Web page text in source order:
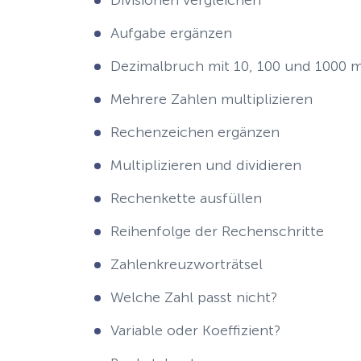
Aufgabe ergänzen
Dezimalbruch mit 10, 100 und 1000
Mehrere Zahlen multiplizieren
Rechenzeichen ergänzen
Multiplizieren und dividieren
Rechenkette ausfüllen
Reihenfolge der Rechenschritte
Zahlenkreuzworträtsel
Welche Zahl passt nicht?
Variable oder Koeffizient?